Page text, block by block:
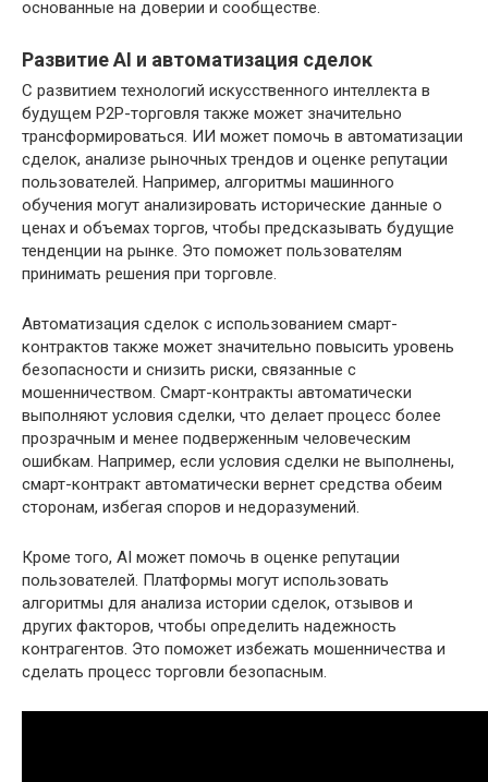
основанные на доверии и сообществе.
Развитие AI и автоматизация сделок
С развитием технологий искусственного интеллекта в
будущем P2P-торговля также может значительно
трансформироваться. ИИ может помочь в автоматизации
сделок, анализе рыночных трендов и оценке репутации
пользователей. Например, алгоритмы машинного
обучения могут анализировать исторические данные о
ценах и объемах торгов, чтобы предсказывать будущие
тенденции на рынке. Это поможет пользователям
принимать решения при торговле.
Автоматизация сделок с использованием смарт-
контрактов также может значительно повысить уровень
безопасности и снизить риски, связанные с
мошенничеством. Смарт-контракты автоматически
выполняют условия сделки, что делает процесс более
прозрачным и менее подверженным человеческим
ошибкам. Например, если условия сделки не выполнены,
смарт-контракт автоматически вернет средства обеим
сторонам, избегая споров и недоразумений.
Кроме того, AI может помочь в оценке репутации
пользователей. Платформы могут использовать
алгоритмы для анализа истории сделок, отзывов и
других факторов, чтобы определить надежность
контрагентов. Это поможет избежать мошенничества и
сделать процесс торговли безопасным.